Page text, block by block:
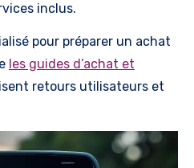
inclus.
pour préparer un achat
les guides d’achat et
retours utilisateurs et